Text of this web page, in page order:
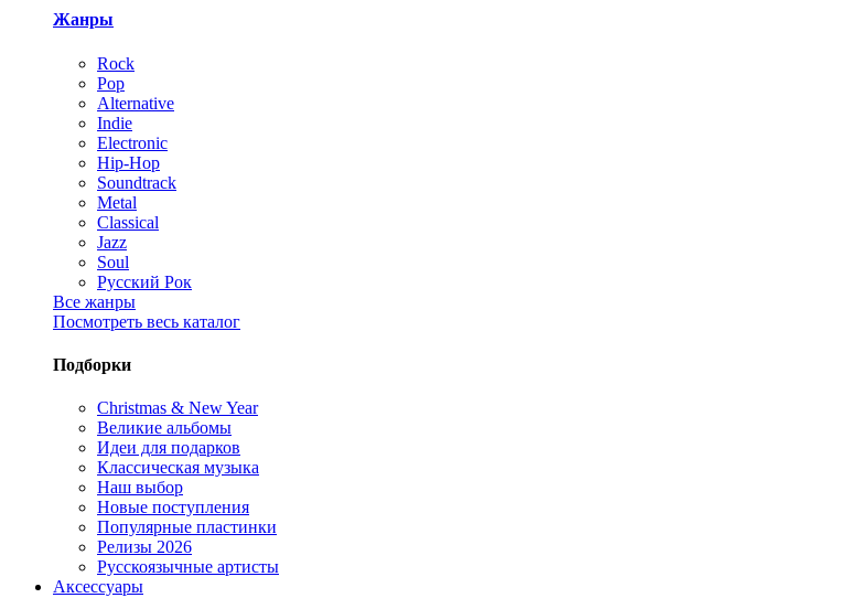
Жанры
Rock
Pop
Alternative
Indie
Electronic
Hip-Hop
Soundtrack
Metal
Classical
Jazz
Soul
Русский Рок
Все жанры
Посмотреть весь каталог
Подборки
Christmas & New Year
Великие альбомы
Идеи для подарков
Классическая музыка
Наш выбор
Новые поступления
Популярные пластинки
Релизы 2026
Русскоязычные артисты
Аксессуары